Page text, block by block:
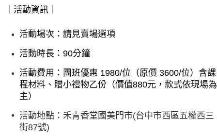
｜活動資訊｜
活動場次：請見賣場選項
活動時長：90分鐘
活動費用：團班優惠 1980/位（原價 3600/位）含課
程材料、贈小禮物乙份（價值880元，款式依現場為
主）
活動地點：禾青香堂國美門市(台中市西區五權西三
街87號)